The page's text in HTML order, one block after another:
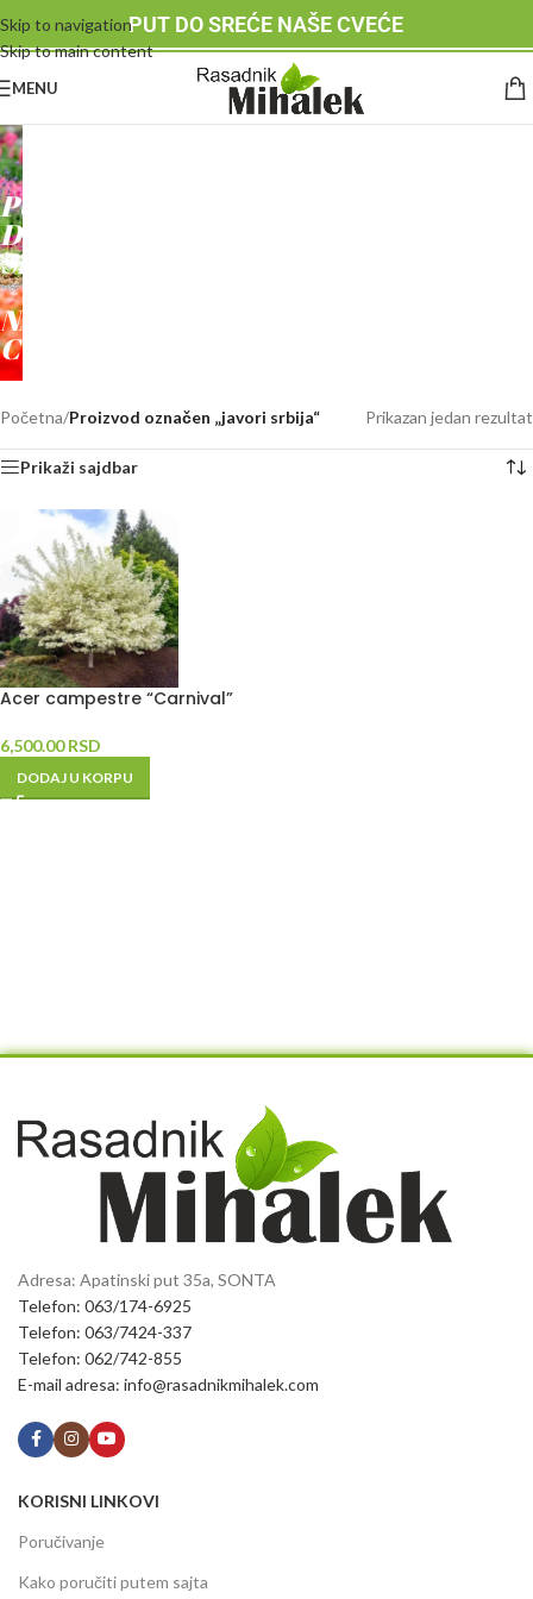
Skip to navigation
Skip to main content
PUT DO SREĆE NAŠE CVEĆE
MENU
RASADNIK
MIHALEK
PUT
DO
SREĆE
-
NAŠE
CVEĆE
Početna/Proizvod označen „javori srbija“ Prikazan jedan rezultat
Prikaži sajdbar
Acer campestre “Carnival”
6,500.00RSD
DODAJ U KORPU
Adresa: Apatinski put 35a, SONTA
Telefon: 063/174-6925
Telefon: 063/7424-337
Telefon: 062/742-855
E-mail adresa: info@rasadnikmihalek.com
KORISNI LINKOVI
Poručivanje
Kako poručiti putem sajta